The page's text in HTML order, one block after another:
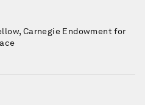
Carnegie Endowment for